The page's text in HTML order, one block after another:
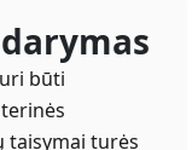
būti
taisymai turės